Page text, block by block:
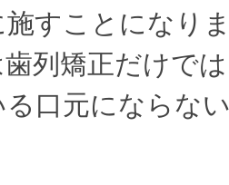
施すことになり
歯列矯正だけで
る口元にならな